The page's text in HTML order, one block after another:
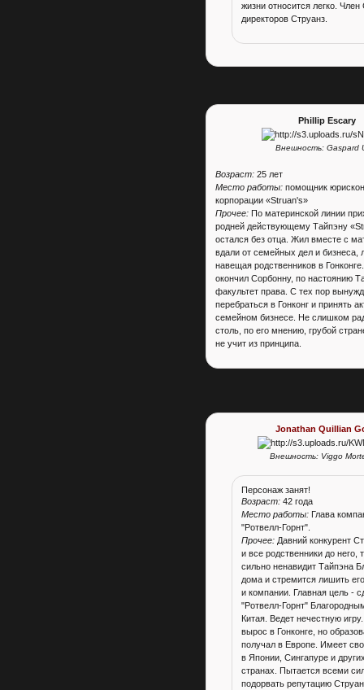
жизни относится легко. Член
директоров Струанз.
Phillip Escary
Внешность: Gaspard
Возраст:25 лет
Место работы:помощник
корпорации «Struan's»
Прочее:По материнской линии
родней действующему Тайпэну
остался без отца. Жил вместе с
вдали от семейных дел и бизнеса,
навещая родственников в
окончил Сорбонну, по настоянию
факультет права. С тех пор
перебраться в Гонконг и принять
семейном бизнесе. Не слишком
столь, по его мнению, грубой
не учит из принципа.
Jonathan Quillian
Внешность: Viggo
Персонаж занят!
Возраст:42 года
Место работы:Глава
"Ротвелл-Горнт".
Прочее:Давний конкурент
и все родственники до него,
сильно ненавидит Тайпэна
дома и стремится лишить
и компании. Главная цель -
"Ротвелл-Горнт"
Китая. Ведет нечестную
вырос в Гонконге, но
получал в Европе. Имеет
в Японии, Сингапуре и
странах. Пытается всеми
подорвать репутацию